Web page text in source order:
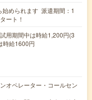
められます 派遣期間：1
ート！
期間中は時給1,200円(3
給1600円
オペレーター・コールセン